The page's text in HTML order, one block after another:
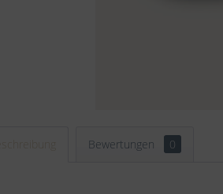
Bewertungen 0